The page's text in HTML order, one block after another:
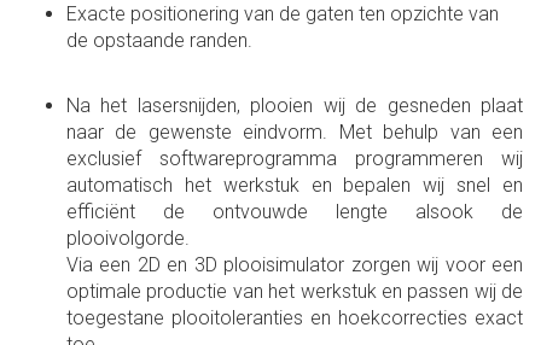
Exacte positionering van de gaten ten opzichte van
de opstaande randen.
Na het lasersnijden, plooien wij de gesneden plaat
naar de gewenste eindvorm. Met behulp van een
exclusief softwareprogramma programmeren wij
automatisch het werkstuk en bepalen wij snel en
efficiënt de ontvouwde lengte alsook de
plooivolgorde.
Via een 2D en 3D plooisimulator zorgen wij voor een
optimale productie van het werkstuk en passen wij de
toegestane plooitoleranties en hoekcorrecties exact